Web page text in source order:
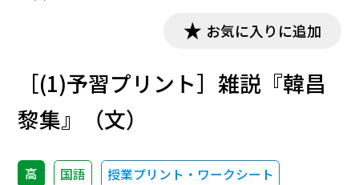
お気に入りに追加
［(1)予習プリント］雑説『韓昌
黎集』（文）
高 国語 授業プリント・ワークシート